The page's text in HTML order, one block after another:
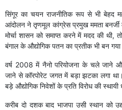
सिंगूर का चयन राजनीतिक रूप से भी बेहद
आंदोलन ने तृणमूल कांग्रेस प्रमुख ममता बनर्जी
मोर्चा शासन को समाप्त करने में मदद की
बंगाल के औद्योगिक पतन का प्रतीक भी बन
वर्ष 2008 में नैनो परियोजना के चले जाने
जाने से कॉरपोरेट जगत में बड़ा झटका लगा
बड़े औद्योगिक निवेशों के प्रति विरोध की स्थायी
करीब दो दशक बाद भाजपा उसी स्थान को